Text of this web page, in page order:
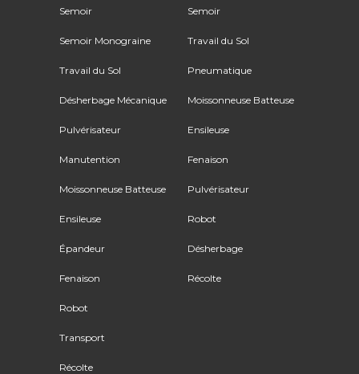
Semoir
Semoir Monograine
Travail du Sol
Désherbage Mécanique
Pulvérisateur
Manutention
Moissonneuse Batteuse
Ensileuse
Épandeur
Fenaison
Robot
Transport
Récolte
Semoir
Travail du Sol
Pneumatique
Moissonneuse Batteuse
Ensileuse
Fenaison
Pulvérisateur
Robot
Désherbage
Récolte